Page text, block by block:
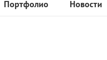
Портфолио Новости